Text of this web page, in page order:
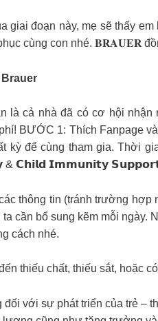
giai đoạn này, mẹ sẽ thấy
cùng con nhé. 𝐁𝐑𝐀𝐔𝐄𝐑
Brauer
là cả nhà đã có cơ hội
BƯỚC 1: Thích Fanpage
kỳ để cùng tham gia. Thời
𝗜𝗺𝗺𝘂𝗻𝗶𝘁𝘆 𝗦𝘂𝗽𝗽𝗼𝗿𝘁
thông tin (tránh trường
cần bổ sung kẽm mỗi
cách nhé.
thiếu chất, thiếu sắt, hoặc
với sự phát triển của trẻ –